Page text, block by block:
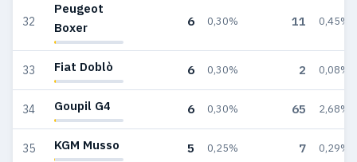
32
Peugeot
Boxer
6 0,30% 11 0,45%
33 Fiat Doblò 6 0,30% 2 0,08%
34 Goupil G4 6 0,30% 65 2,68%
35 KGM Musso 5 0,25% 7 0,29%